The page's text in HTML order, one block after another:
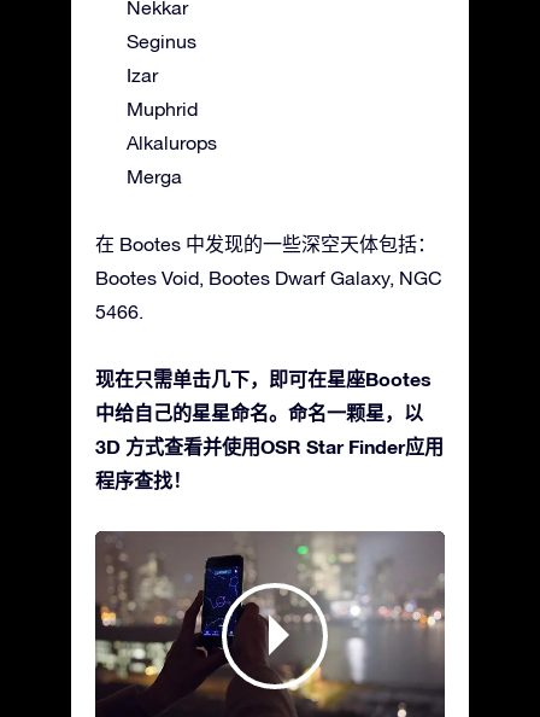
Nekkar
Seginus
Izar
Muphrid
Alkalurops
Merga
在 Bootes 中发现的一些深空天体包括：
Bootes Void, Bootes Dwarf Galaxy, NGC
5466.
现在只需单击几下，即可在星座Bootes
中给自己的星星命名。命名一颗星，以
3D 方式查看并使用OSR Star Finder应用
程序查找！